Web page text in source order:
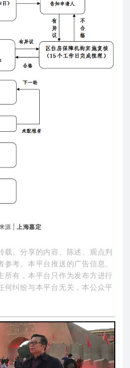
源 | 上海嘉定
载、分享的内容、陈述、观点判
考。本平台推送的广告信息、
所有，本平台只作为发布方进行
何纠纷与本平台无关，本公众平